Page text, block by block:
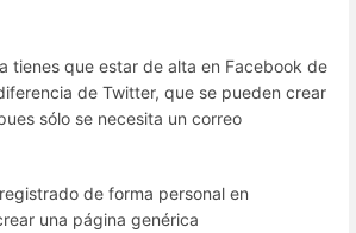
tienes que estar de alta en Facebook de
de Twitter, que se pueden crear
sólo se necesita un correo
de forma personal en
una página genérica